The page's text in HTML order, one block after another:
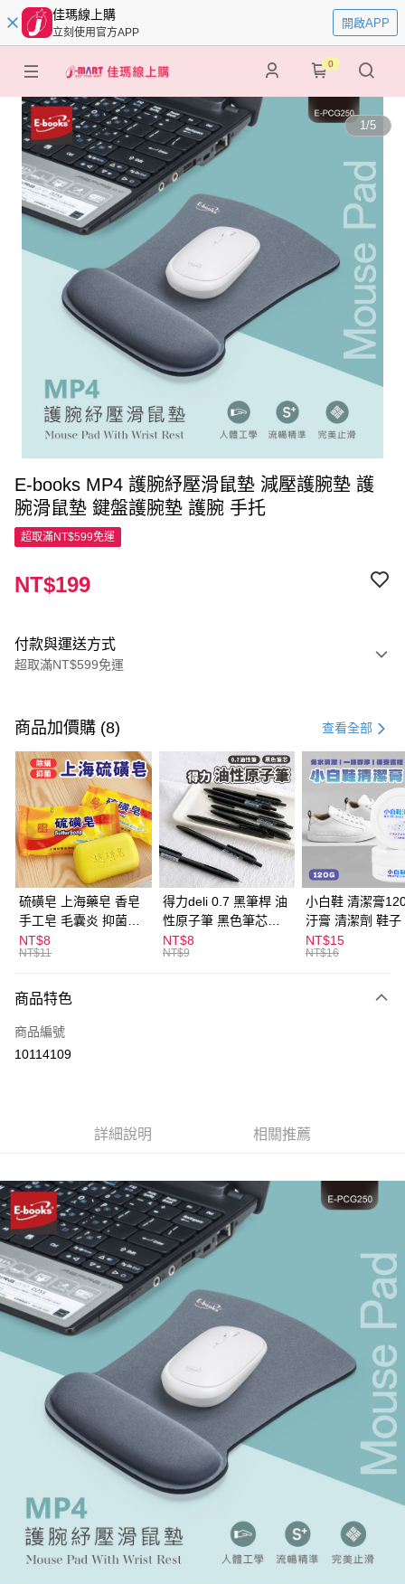
佳瑪線上購
立刻使用官方APP
開啟APP
0
1/5
E-books MP4 護腕紓壓滑鼠墊 減壓護腕墊 護
腕滑鼠墊 鍵盤護腕墊 護腕 手托
超取滿NT$599免運
NT$199
付款與運送方式
超取滿NT$599免運
信用卡一次付款
超商取貨付款
LINE Pay
Apple Pay
街口支付
悠遊付
ATM付款
全家取貨付款
每筆NT$60，滿NT$599(含以上)免運費
付款後全家取貨
每筆NT$60，滿NT$599(含以上)免運費
每筆NT$60，滿NT$599(含以上)免運費
宅配
每筆NT$120，滿NT$1,999(含以上)免運費
商品加價購 (8) 查看全部
硫磺皂 上海藥皂 香皂
手工皂 毛囊炎 抑菌除
蟎 清潔護膚 去油去痘
寵物皮膚病 狗狗貓咪
NT$8
NT$11
得力deli 0.7 黑筆桿 油
性原子筆 黑色筆芯
S304
NT$8
NT$9
小白鞋 清潔膏
汙膏 清潔劑 鞋子
漬 白皮鞋 鞋油
NT$15
NT$16
商品特色
商品編號
10114109
詳細說明 相關推薦